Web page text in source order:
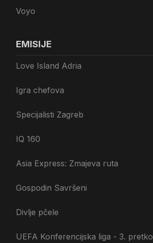
Voyo
EMISIJE
Love Island Adria
Igra chefova
Specijalisti Zagreb
IQ 160
Asia Express: Zmajeva ruta
Gospodin Savršeni
Divlje pčele
UEFA Konferencijska liga - 3.